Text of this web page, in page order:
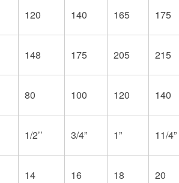
120 140 165 175
148 175 205 215
80 100 120 140
1/2’’ 3/4” 1” 11/4”
14 16 18 20